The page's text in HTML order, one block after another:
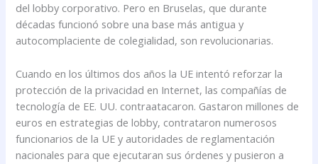
del lobby corporativo. Pero en Bruselas, que durante
décadas funcionó sobre una base más antigua y
autocomplaciente de colegialidad, son revolucionarias.
Cuando en los últimos dos años la UE intentó reforzar la
protección de la privacidad en Internet, las compañías de
tecnología de EE. UU. contraatacaron. Gastaron millones de
euros en estrategias de lobby, contrataron numerosos
funcionarios de la UE y autoridades de reglamentación
nacionales para que ejecutaran sus órdenes y pusieron a